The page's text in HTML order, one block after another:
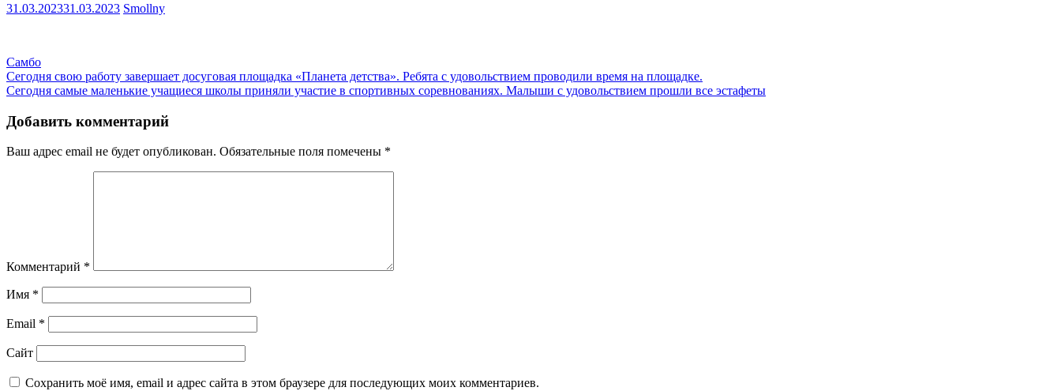
31.03.202331.03.2023 Smollny
Самбо
Навигация
по
записям
Сегодня свою работу завершает досуговая площадка «Планета детства». Ребята с удовольствием проводили время на площадке.
Сегодня самые маленькие учащиеся школы приняли участие в спортивных соревнованиях. Малыши с удовольствием прошли все эстафеты
Добавить комментарий
Ваш адрес email не будет опубликован. Обязательные поля помечены *
Комментарий *
Имя *
Email *
Сайт
Сохранить моё имя, email и адрес сайта в этом браузере для последующих моих комментариев.